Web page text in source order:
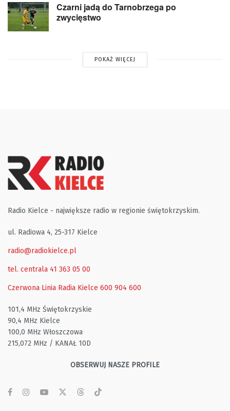
Czarni jadą do Tarnobrzega po
zwycięstwo
POKAŻ WIĘCEJ
Radio Kielce - największe radio w regionie świętokrzyskim.
ul. Radiowa 4, 25-317 Kielce
radio@radiokielce.pl
tel. centrala 41 363 05 00
Czerwona Linia Radia Kielce 600 904 600
101,4 MHz Świętokrzyskie
90,4 MHz Kielce
100,0 MHz Włoszczowa
215,072 MHz / KANAŁ 10D
OBSERWUJ NASZE PROFILE